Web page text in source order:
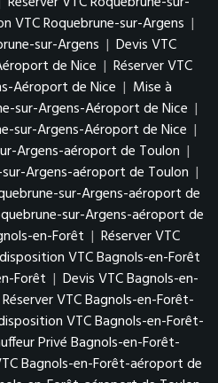
VTC Roquebrune-sur-Argens |
sur-Argens | Devis VTC
de Nice | Réserver VTC
Aéroport de Nice | Mise à
sur-Argens-Aéroport de Nice |
sur-Argens-Aéroport de Nice |
Argens-aéroport de Toulon |
sur-Argens-aéroport de Toulon |
sur-Argens-aéroport de
sur-Argens-aéroport de
en-Forêt | Réserver VTC
VTC Bagnols-en-Forêt
Forêt | Devis VTC Bagnols-en-
Réserver VTC Bagnols-en-Forêt-
VTC Bagnols-en-Forêt-
Privé Bagnols-en-Forêt-
Bagnols-en-Forêt-aéroport de